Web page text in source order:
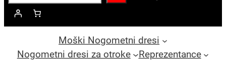
Moški Nogometni dresi
Nogometni dresi za otroke
Reprezentance